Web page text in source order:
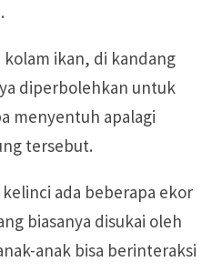
kolam ikan, di kandang
diperbolehkan untuk
menyentuh apalagi
tersebut.
ada beberapa ekor
biasanya disukai oleh
anak bisa berinteraksi